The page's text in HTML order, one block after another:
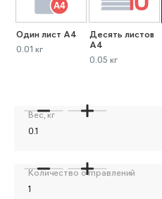
Один лист А4
0.01 кг
Десять листов
А4
0.05 кг
Вес, кг
Количество отправлений